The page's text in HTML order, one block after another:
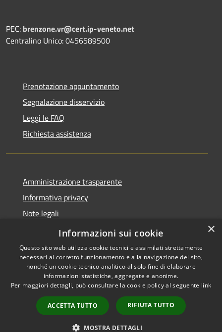
PEC: brenzone.vr@cert.ip-veneto.net
Centralino Unico: 0456589500
Prenotazione appuntamento
Segnalazione disservizio
Leggi le FAQ
Richiesta assistenza
Amministrazione trasparente
Informativa privacy
Note legali
Dichiarazione di accessibilità
Accessibilità
Copyright © 2026 • Comune di
Brenzone sul Garda • Powered
byMunicipium
Accesso
redazione
×
Informazioni sui cookie
Questo sito web utilizza cookie tecnici e assimilati strettamente
necessari al corretto funzionamento e alla navigazione del sito,
nonché un cookie tecnico analitico al solo fine di elaborare
informazioni statistiche, aggregate e anonime.
Per maggiori dettagli, può consultare la cookie policy al seguente link
ACCETTA TUTTO RIFIUTA TUTTO
MOSTRA DETTAGLI